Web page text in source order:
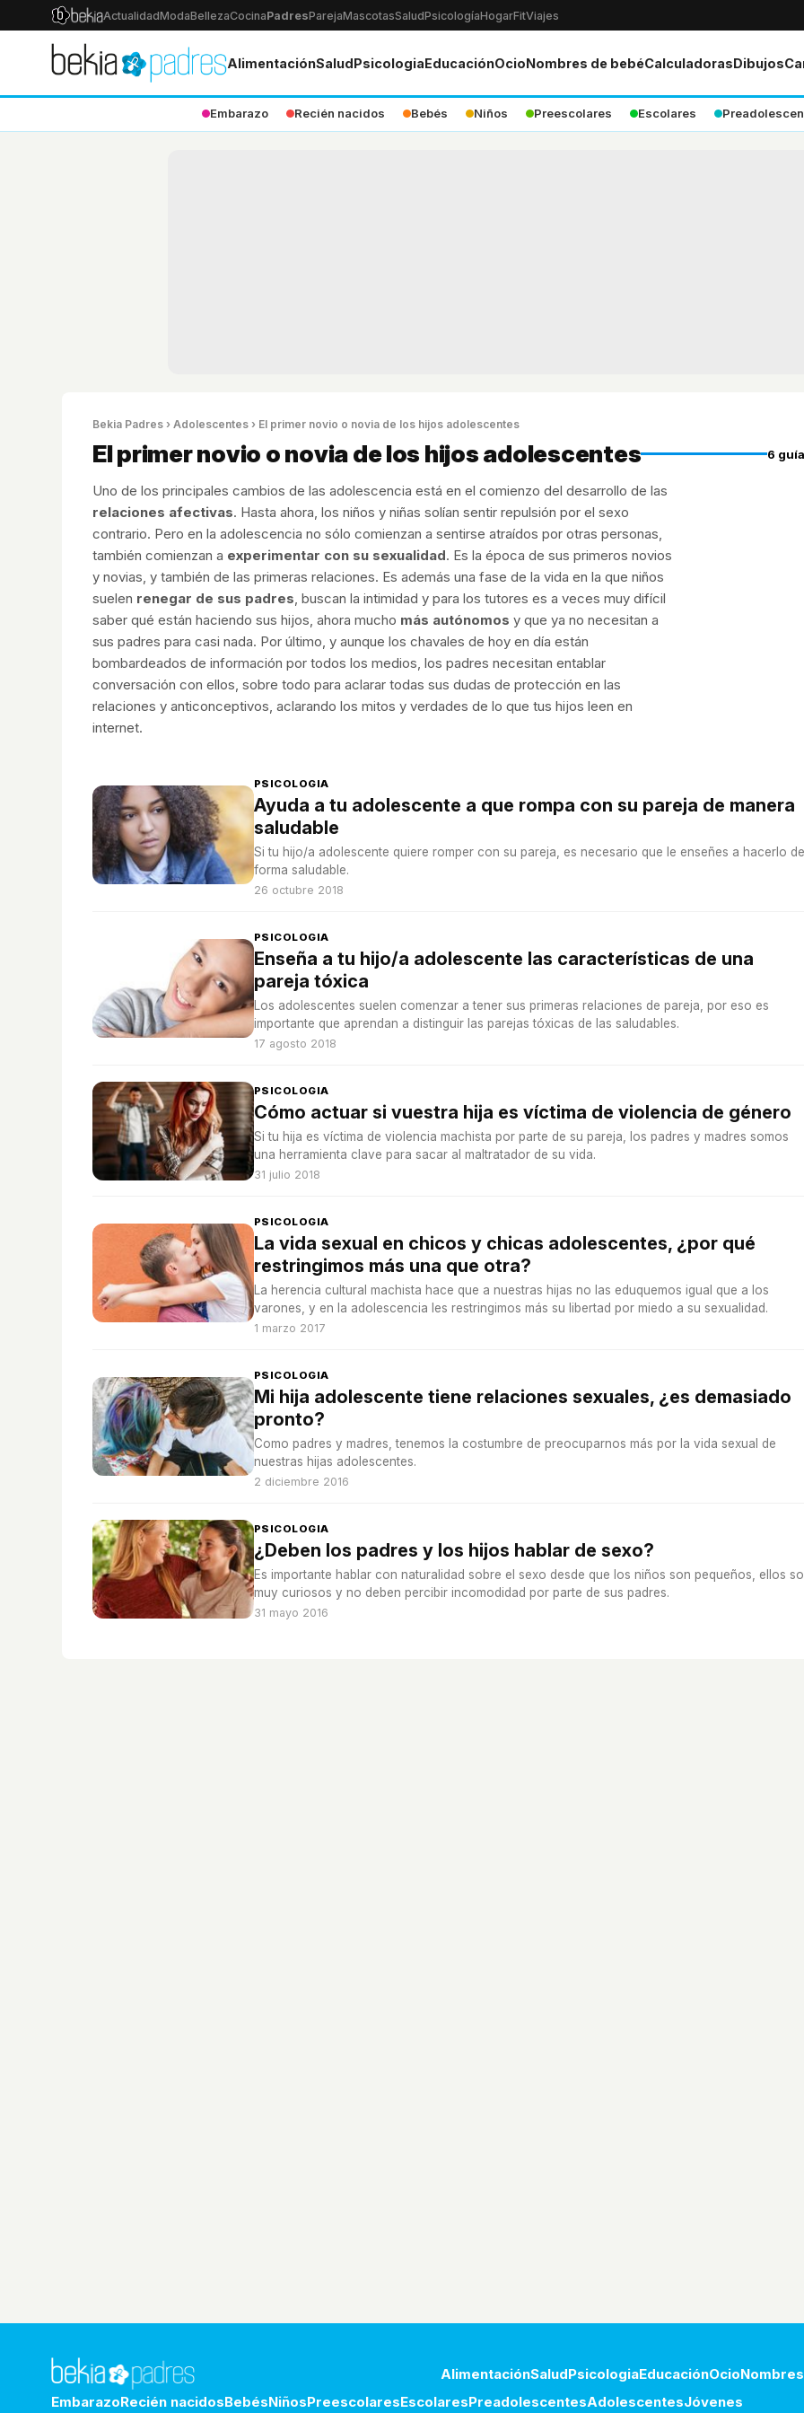
ActualidadModaBellezaCocinaPadresParejaMascotasSaludPsicologíaHogarFitViajes
AlimentaciónSaludPsicologiaEducaciónOcioNombres de bebéCalculadorasDibujos
Embarazo Recién nacidos Bebés Niños Preescolares Escolares
Bekia Padres › Adolescentes › El primer novio o novia de los hijos adolescentes
El primer novio o novia de los hijos adolescentes 6
Uno de los principales cambios de las adolescencia está en el comienzo del desarrollo de las
relaciones afectivas. Hasta ahora, los niños y niñas solían sentir repulsión por el sexo
contrario. Pero en la adolescencia no sólo comienzan a sentirse atraídos por otras personas,
también comienzan a experimentar con su sexualidad. Es la época de sus primeros novios
y novias, y también de las primeras relaciones. Es además una fase de la vida en la que niños
suelen renegar de sus padres, buscan la intimidad y para los tutores es a veces muy difícil
saber qué están haciendo sus hijos, ahora mucho más autónomos y que ya no necesitan a
sus padres para casi nada. Por último, y aunque los chavales de hoy en día están
bombardeados de información por todos los medios, los padres necesitan entablar
conversación con ellos, sobre todo para aclarar todas sus dudas de protección en las
relaciones y anticonceptivos, aclarando los mitos y verdades de lo que tus hijos leen en
internet.
PSICOLOGIA
Ayuda a tu adolescente a que rompa con su pareja de manera
saludable
Si tu hijo/a adolescente quiere romper con su pareja, es necesario que le enseñes a hacerlo de
forma saludable.
26 octubre 2018
PSICOLOGIA
Enseña a tu hijo/a adolescente las características de una
pareja tóxica
Los adolescentes suelen comenzar a tener sus primeras relaciones de pareja, por eso es
importante que aprendan a distinguir las parejas tóxicas de las saludables.
17 agosto 2018
PSICOLOGIA
Cómo actuar si vuestra hija es víctima de violencia de género
Si tu hija es víctima de violencia machista por parte de su pareja, los padres y madres somos
una herramienta clave para sacar al maltratador de su vida.
31 julio 2018
PSICOLOGIA
La vida sexual en chicos y chicas adolescentes, ¿por qué
restringimos más una que otra?
La herencia cultural machista hace que a nuestras hijas no las eduquemos igual que a los
varones, y en la adolescencia les restringimos más su libertad por miedo a su sexualidad.
1 marzo 2017
PSICOLOGIA
Mi hija adolescente tiene relaciones sexuales, ¿es demasiado
pronto?
Como padres y madres, tenemos la costumbre de preocuparnos más por la vida sexual de
nuestras hijas adolescentes.
2 diciembre 2016
PSICOLOGIA
¿Deben los padres y los hijos hablar de sexo?
Es importante hablar con naturalidad sobre el sexo desde que los niños son pequeños, ellos
muy curiosos y no deben percibir incomodidad por parte de sus padres.
31 mayo 2016
AlimentaciónSaludPsicologiaEducaciónOcio
EmbarazoRecién nacidosBebésNiñosPreescolaresEscolaresPreadolescentesAdolescentesJóvenes